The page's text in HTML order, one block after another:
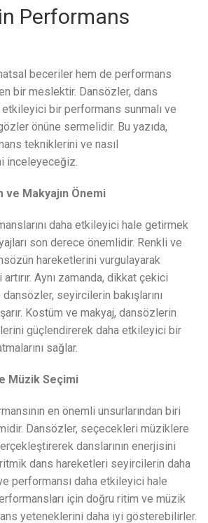
Performans
beceriler hem de performans
bir meslektir. Dansözler, dans
bir performans sunmalı ve
önüne sermelidir. Bu yazıda,
tekniklerini ve nasıl
inceleyeceğiz.
Makyajın Önemi
daha etkileyici hale getirmek
son derece önemlidir. Renkli ve
hareketlerini vurgulayarak
Aynı zamanda, dikkat çekici
seyircilerin bakışlarını
Kostüm ve makyaj, dansözlerin
güçlendirerek daha etkileyici bir
sağlar.
Müzik Seçimi
en önemli unsurlarından biri
Dansözler, seçecekleri müziklere
danslarının enerjisini
ritmik dans hareketleri seyircilerin daha
performansı daha etkileyici hale
için doğru ritim ve müzik
yeteneklerini daha iyi gösterebilirler.